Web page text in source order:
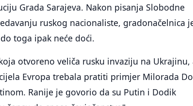
Grada Sarajeva. Nakon pisanja Slobodne
ruskog nacionaliste, gradonačelnica
toga ipak neće doći.
otvoreno veliča rusku invaziju na Ukrajinu,
Evropa trebala pratiti primjer Milorada
Ranije je govorio da su Putin i Dodik